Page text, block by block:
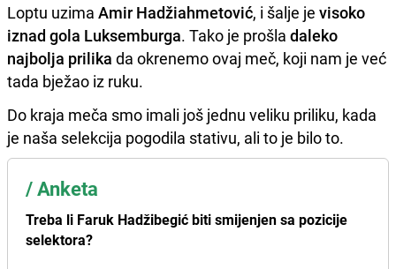
Loptu uzima Amir Hadžiahmetović, i šalje je visoko
iznad gola Luksemburga. Tako je prošla daleko
najbolja prilika da okrenemo ovaj meč, koji nam je već
tada bježao iz ruku.
Do kraja meča smo imali još jednu veliku priliku, kada
je naša selekcija pogodila stativu, ali to je bilo to.
/Anketa
Treba li Faruk Hadžibegić biti smijenjen sa pozicije
selektora?